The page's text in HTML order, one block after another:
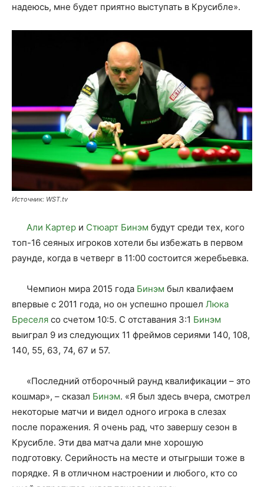
надеюсь, мне будет приятно выступать в Крусибле».
Источник: WST.tv
Али Картер и Стюарт Бинэм будут среди тех, кого
топ-16 сеяных игроков хотели бы избежать в первом
раунде, когда в четверг в 11:00 состоится жеребьевка.
Чемпион мира 2015 года Бинэм был квалифаем
впервые с 2011 года, но он успешно прошел Люка
Бреселя со счетом 10:5. С отставания 3:1 Бинэм
выиграл 9 из следующих 11 фреймов сериями 140, 108,
140, 55, 63, 74, 67 и 57.
«Последний отборочный раунд квалификации – это
кошмар», – сказал Бинэм. «Я был здесь вчера, смотрел
некоторые матчи и видел одного игрока в слезах
после поражения. Я очень рад, что завершу сезон в
Крусибле. Эти два матча дали мне хорошую
подготовку. Серийность на месте и отыгрыши тоже в
порядке. Я в отличном настроении и любого, кто со